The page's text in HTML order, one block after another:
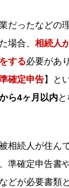
だったなどの
場合、 相続人
する必要があ
確定申告】と
ら4ヶ月以内
相続人が住ん
準確定申告書
どが必要書類